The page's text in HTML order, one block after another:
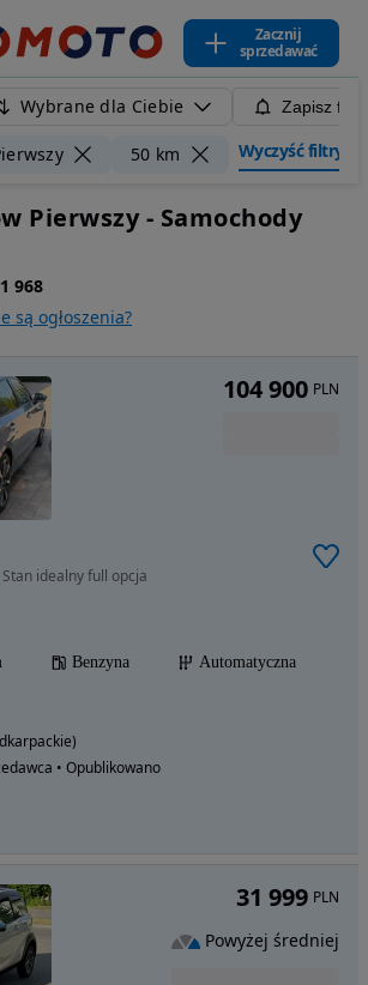
Zacznij
sprzedawać
Wybrane dla Ciebie Zapisz
50 km Wyczyść filtry
Pierwszy - Samochody
1 968
są ogłoszenia?
idealny full opcja
Benzyna
Automatyczna
• Opublikowano
104 900 PLN
31 999 PLN
Powyżej średniej